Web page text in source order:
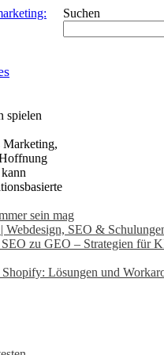
spielen
Marketing,
Suchen
sein mag
Webdesign, SEO &
zu GEO – Strategien für
Lösungen und